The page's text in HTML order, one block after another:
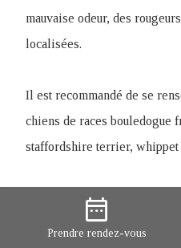
mauvaise odeur, des
localisées.
Il est recommandé de se
chiens de races bouledogue
staffordshire terrier, whippet
10 - Masses
Plusieurs types de masses
date_range
Prendre rendez-vous